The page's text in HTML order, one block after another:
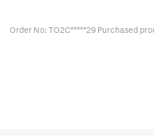
Order No: TO2C*****29 Purchased